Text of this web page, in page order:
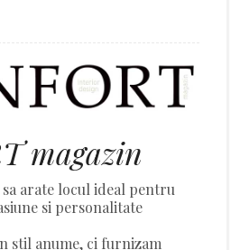
magazin
arate locul ideal pentru
si personalitate
stil anume, ci furnizam